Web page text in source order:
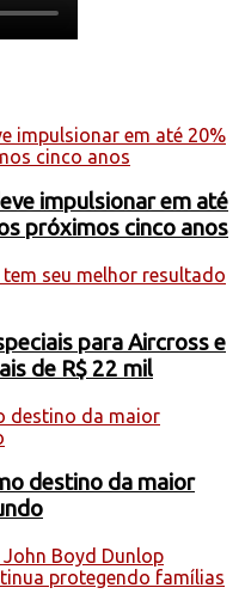
impulsionar em até
próximos cinco anos
para Aircross e
de R$ 22 mil
destino da maior